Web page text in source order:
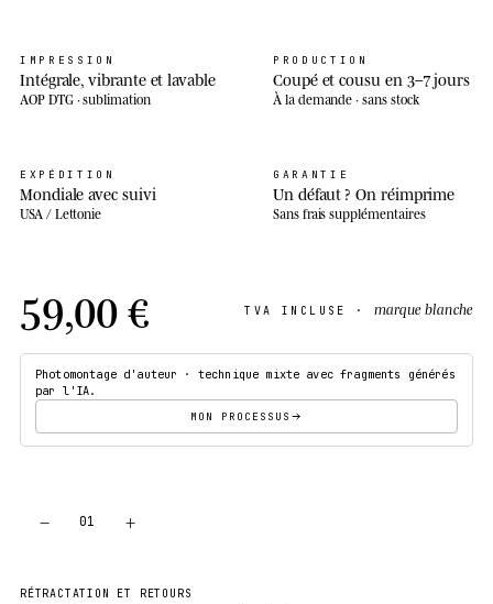
IMPRESSION
Intégrale, vibrante et lavable
AOP DTG · sublimation
PRODUCTION
Coupé et cousu en 3–7 jours
À la demande · sans stock
EXPÉDITION
Mondiale avec suivi
USA / Lettonie
GARANTIE
Un défaut ? On réimprime
Sans frais supplémentaires
59,00 € TVA INCLUSE · marque blanche
Photomontage d'auteur · technique mixte avec fragments générés
par l'IA.
MON PROCESSUS
− 01 +
RÉTRACTATION ET RETOURS